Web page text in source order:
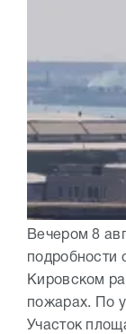
Вечером 8
подробности
Кировском
пожарах. По
Участок